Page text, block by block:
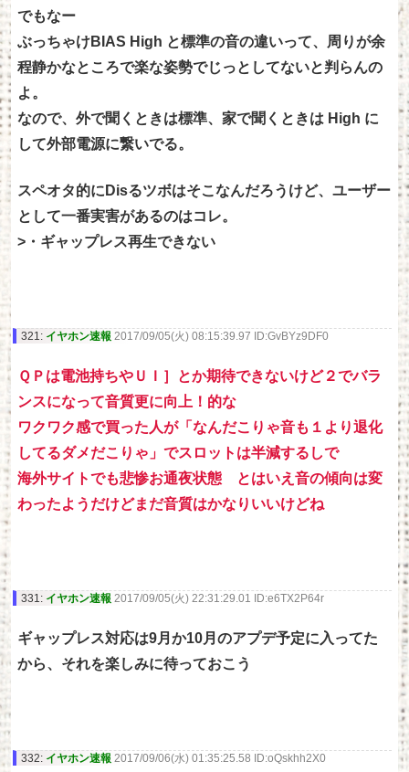
でもなー
ぶっちゃけBIAS High と標準の音の違いって、周りが余
程静かなところで楽な姿勢でじっとしてないと判らんの
よ。
なので、外で聞くときは標準、家で聞くときは High に
して外部電源に繋いでる。
スペオタ的にDisるツボはそこなんだろうけど、ユーザー
として一番実害があるのはコレ。
>・ギャップレス再生できない
321: イヤホン速報 2017/09/05(火) 08:15:39.97 ID:GvBYz9DF0
ＱＰは電池持ちやＵＩ］とか期待できないけど２でバラ
ンスになって音質更に向上！的な
ワクワク感で買った人が「なんだこりゃ音も１より退化
してるダメだこりゃ」でスロットは半減するしで
海外サイトでも悲惨お通夜状態 とはいえ音の傾向は変
わったようだけどまだ音質はかなりいいけどね
331: イヤホン速報 2017/09/05(火) 22:31:29.01 ID:e6TX2P64r
ギャップレス対応は9月か10月のアプデ予定に入ってた
から、それを楽しみに待っておこう
332: イヤホン速報 2017/09/06(水) 01:35:25.58 ID:oQskhh2X0